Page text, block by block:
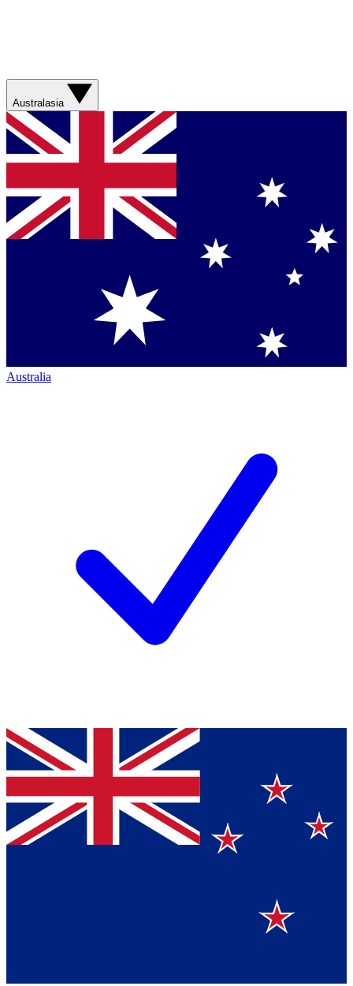
Australasia
Australia